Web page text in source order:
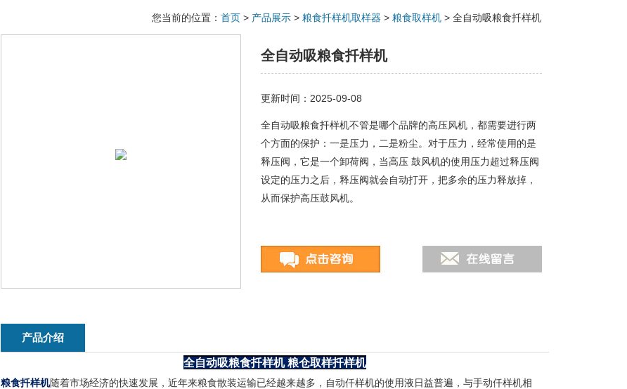
您当前的位置： 首页 > 产品展示 > 粮食扦样机取样器 > 粮食取样机 > 全自动吸粮食扦样机
全自动吸粮食扦样机
更新时间：2025-09-08
全自动吸粮食扦样机不管是哪个品牌的高压风机，都需要进行两
个方面的保护：一是压力，二是粉尘。对于压力，经常使用的是
释压阀，它是一个卸荷阀，当高压 鼓风机的使用压力超过释压阀
设定的压力之后，释压阀就会自动打开，把多余的压力释放掉，
从而保护高压鼓风机。
产品介绍
全自动吸粮食扦样机粮仓取样扦样机
粮食扦样机随着市场经济的快速发展，近年来粮食散装运输已经越来越多，自动仟样机的使用液日益普遍，与手动仟样机相